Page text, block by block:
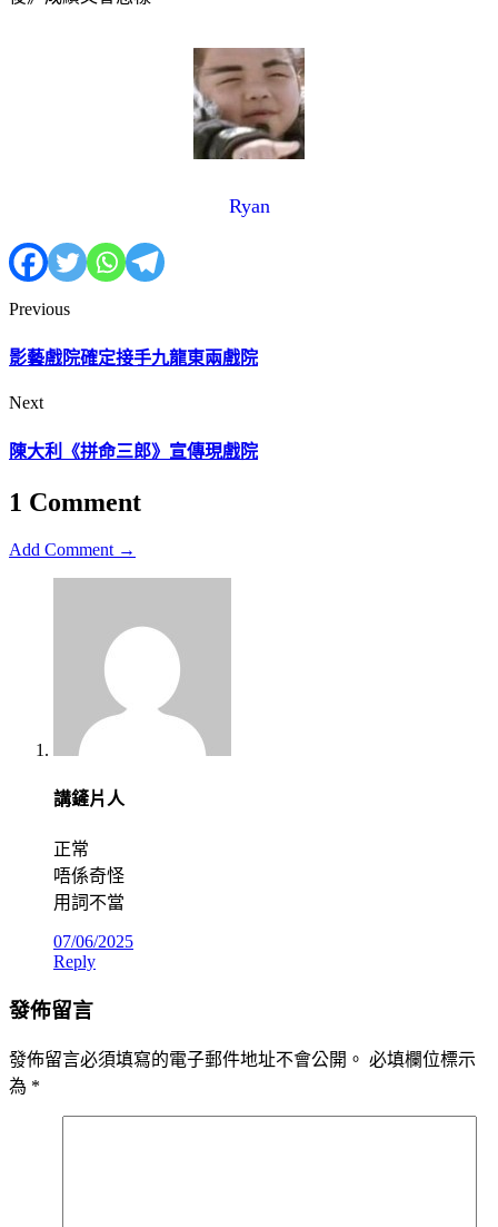
Ryan
Previous
影藝戲院確定接手九龍東兩戲院
Next
陳大利《拼命三郎》宣傳現戲院
1 Comment
Add Comment →
講鏟片人
正常
唔係奇怪
用詞不當
07/06/2025
Reply
發佈留言
發佈留言必須填寫的電子郵件地址不會公開。 必填欄位標示
為 *